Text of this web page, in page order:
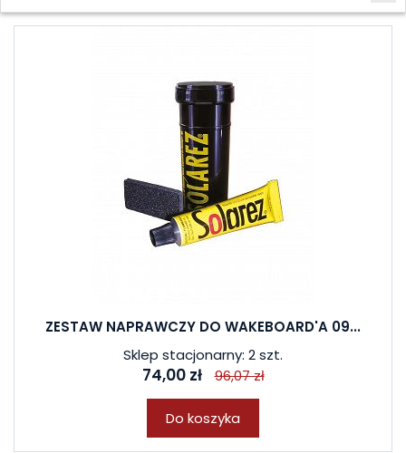
ZESTAW NAPRAWCZY DO WAKEBOARD'A 09...
Sklep stacjonarny: 2 szt.
74,00 zł 96,07 zł
Do koszyka